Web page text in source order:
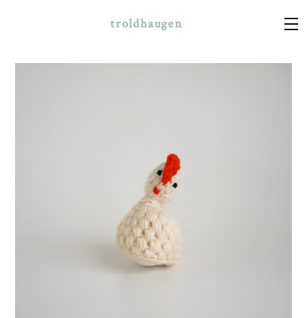
troldhaugen